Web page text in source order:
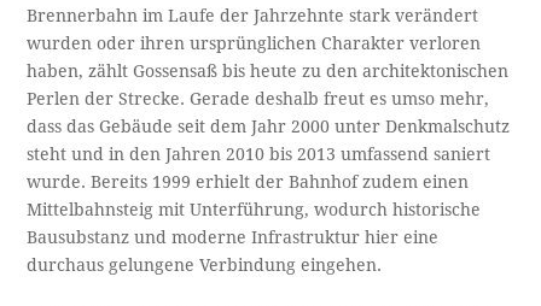
Brennerbahn im Laufe der Jahrzehnte stark verändert
wurden oder ihren ursprünglichen Charakter verloren
haben, zählt Gossensaß bis heute zu den architektonischen
Perlen der Strecke. Gerade deshalb freut es umso mehr,
dass das Gebäude seit dem Jahr 2000 unter Denkmalschutz
steht und in den Jahren 2010 bis 2013 umfassend saniert
wurde. Bereits 1999 erhielt der Bahnhof zudem einen
Mittelbahnsteig mit Unterführung, wodurch historische
Bausubstanz und moderne Infrastruktur hier eine
durchaus gelungene Verbindung eingehen.